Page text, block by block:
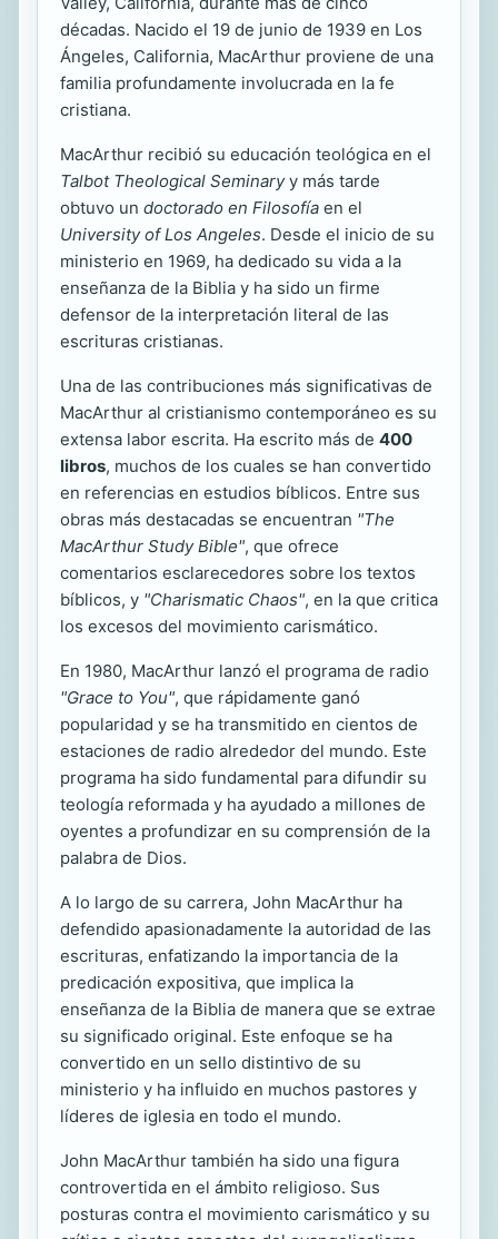
décadas. Nacido el 19 de junio de 1939 en Los
Ángeles, California, MacArthur proviene de una
familia profundamente involucrada en la fe
cristiana.
MacArthur recibió su educación teológica en el
Talbot Theological Seminaryy más tarde
obtuvo un doctorado en Filosofía en el
University of Los Angeles. Desde el inicio de su
ministerio en 1969, ha dedicado su vida a la
enseñanza de la Biblia y ha sido un firme
defensor de la interpretación literal de las
escrituras cristianas.
Una de las contribuciones más significativas de
MacArthur al cristianismo contemporáneo es su
extensa labor escrita. Ha escrito más de 400
libros, muchos de los cuales se han convertido
en referencias en estudios bíblicos. Entre sus
obras más destacadas se encuentran "The
MacArthur Study Bible", que ofrece
comentarios esclarecedores sobre los textos
bíblicos, y "Charismatic Chaos", en la que critica
los excesos del movimiento carismático.
En 1980, MacArthur lanzó el programa de radio
"Grace to You", que rápidamente ganó
popularidad y se ha transmitido en cientos de
estaciones de radio alrededor del mundo. Este
programa ha sido fundamental para difundir su
teología reformada y ha ayudado a millones de
oyentes a profundizar en su comprensión de la
palabra de Dios.
A lo largo de su carrera, John MacArthur ha
defendido apasionadamente la autoridad de las
escrituras, enfatizando la importancia de la
predicación expositiva, que implica la
enseñanza de la Biblia de manera que se extrae
su significado original. Este enfoque se ha
convertido en un sello distintivo de su
ministerio y ha influido en muchos pastores y
líderes de iglesia en todo el mundo.
John MacArthur también ha sido una figura
controvertida en el ámbito religioso. Sus
posturas contra el movimiento carismático y su